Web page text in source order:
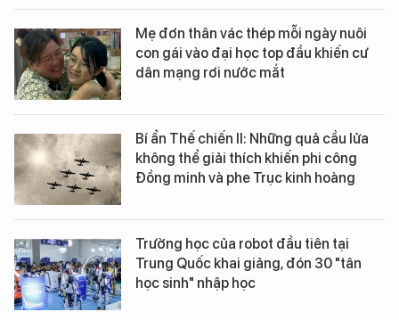
Mẹ đơn thân vác thép mỗi ngày nuôi
con gái vào đại học top đầu khiến cư
dân mạng rơi nước mắt
Bí ẩn Thế chiến II: Những quả cầu lửa
không thể giải thích khiến phi công
Đồng minh và phe Trục kinh hoàng
Trường học của robot đầu tiên tại
Trung Quốc khai giảng, đón 30 "tân
học sinh" nhập học